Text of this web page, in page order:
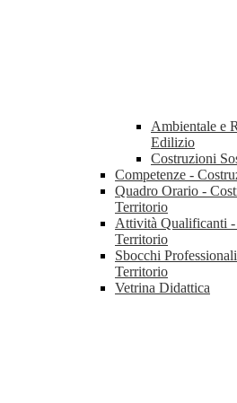
Ambientale e
Edilizio
Costruzioni
Competenze -
Quadro Orario -
Territorio
Attività Qualificanti -
Territorio
Sbocchi
Territorio
Vetrina Didattica